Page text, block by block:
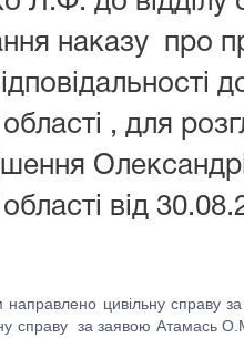
наказу про
, для
від
цивільну справу
справу за заявою Атамась